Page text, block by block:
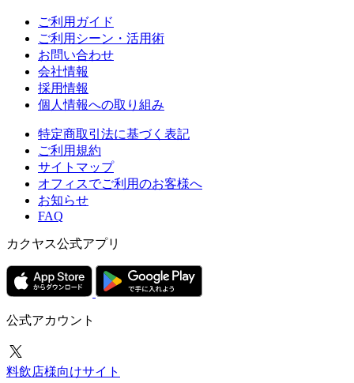
ご利用ガイド
ご利用シーン・活用術
お問い合わせ
会社情報
採用情報
個人情報への取り組み
特定商取引法に基づく表記
ご利用規約
サイトマップ
オフィスでご利用のお客様へ
お知らせ
FAQ
カクヤス公式アプリ
公式アカウント
料飲店様向けサイト